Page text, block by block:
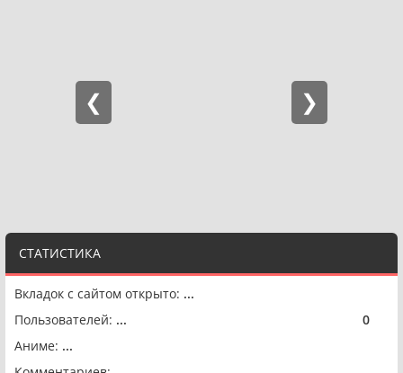
СТАТИСТИКА
Вкладок с сайтом открыто: ...
Пользователей: ... 0
Аниме: ...